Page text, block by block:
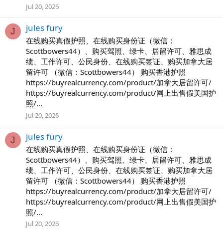
Jul 20, 2026
J jules fury
在线购买真假护照、在线购买身份证（微信：
Scottbowers44）、购买驾照、绿卡、居留许可、雅思成
绩、工作许可、公民身份、在线购买签证、购买加拿大居
留许可 （微信：Scottbowers44） 购买香港护照
https://buyrealcurrency.com/product/加拿大居留许可/
https://buyrealcurrency.com/product/网上出售假美国护
照/...
Jul 20, 2026
J jules fury
在线购买真假护照、在线购买身份证（微信：
Scottbowers44）、购买驾照、绿卡、居留许可、雅思成
绩、工作许可、公民身份、在线购买签证、购买加拿大居
留许可 （微信：Scottbowers44） 购买香港护照
https://buyrealcurrency.com/product/加拿大居留许可/
https://buyrealcurrency.com/product/网上出售假美国护
照/...
Jul 20, 2026